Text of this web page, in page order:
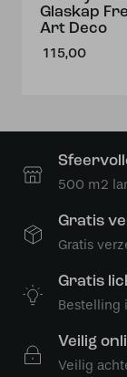
Glaskap
Art Deco
115,00
500 m2
Gratis
Gratis
Gratis
Bestelling
Veilig
Veilig